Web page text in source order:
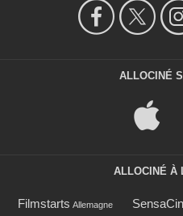
ALLOCINÉ
ALLOCINÉ À
Filmstarts Allemagne